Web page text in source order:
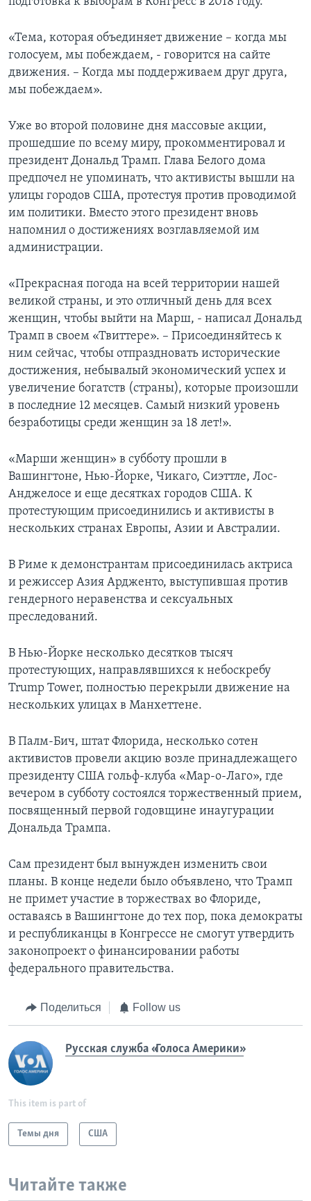
«Тема, которая объединяет движение – когда мы
голосуем, мы побеждаем, - говорится на сайте
движения. – Когда мы поддерживаем друг друга,
мы побеждаем».
Уже во второй половине дня массовые акции,
прошедшие по всему миру, прокомментировал и
президент Дональд Трамп. Глава Белого дома
предпочел не упоминать, что активисты вышли на
улицы городов США, протестуя против проводимой
им политики. Вместо этого президент вновь
напомнил о достижениях возглавляемой им
администрации.
«Прекрасная погода на всей территории нашей
великой страны, и это отличный день для всех
женщин, чтобы выйти на Марш, - написал Дональд
Трамп в своем «Твиттере». – Присоединяйтесь к
ним сейчас, чтобы отпраздновать исторические
достижения, небывалый экономический успех и
увеличение богатств (страны), которые произошли
в последние 12 месяцев. Самый низкий уровень
безработицы среди женщин за 18 лет!».
«Марши женщин» в субботу прошли в
Вашингтоне, Нью-Йорке, Чикаго, Сиэттле, Лос-
Анджелосе и еще десятках городов США. К
протестующим присоединились и активисты в
нескольких странах Европы, Азии и Австралии.
В Риме к демонстрантам присоединилась актриса
и режиссер Азия Ардженто, выступившая против
гендерного неравенства и сексуальных
преследований.
В Нью-Йорке несколько десятков тысяч
протестующих, направлявшихся к небоскребу
Trump Tower, полностью перекрыли движение на
нескольких улицах в Манхеттене.
В Палм-Бич, штат Флорида, несколько сотен
активистов провели акцию возле принадлежащего
президенту США гольф-клуба «Мар-о-Лаго», где
вечером в субботу состоялся торжественный прием,
посвященный первой годовщине инаугурации
Дональда Трампа.
Сам президент был вынужден изменить свои
планы. В конце недели было объявлено, что Трамп
не примет участие в торжествах во Флориде,
оставаясь в Вашингтоне до тех пор, пока демократы
и республиканцы в Конгрессе не смогут утвердить
законопроект о финансировании работы
федерального правительства.
Поделиться Follow us
Русская служба «Голоса Америки»
This item is part of
Темы дня США
Читайте также